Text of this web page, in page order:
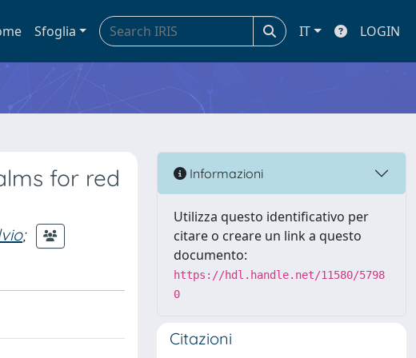
Sfoglia IT LOGIN
for red
;
Informazioni
Utilizza questo identificativo per
citare o creare un link a questo
documento:
https://hdl.handle.net/11580/5798
0
Citazioni